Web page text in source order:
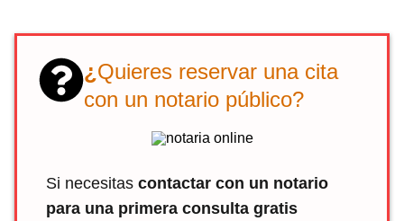
¿ Quieres reservar una cita
con un notario público?
Si necesitas contactar con un notario
para una primera consulta gratis